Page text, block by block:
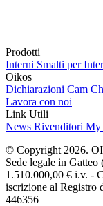
Prodotti
Interni Smalti per
Oikos
Dichiarazioni Cam
Lavora con noi
Link Utili
News Rivenditori My
© Copyright 2026.
Sede legale in
1.510.000,00 € i.v. -
iscrizione al Registro
446356